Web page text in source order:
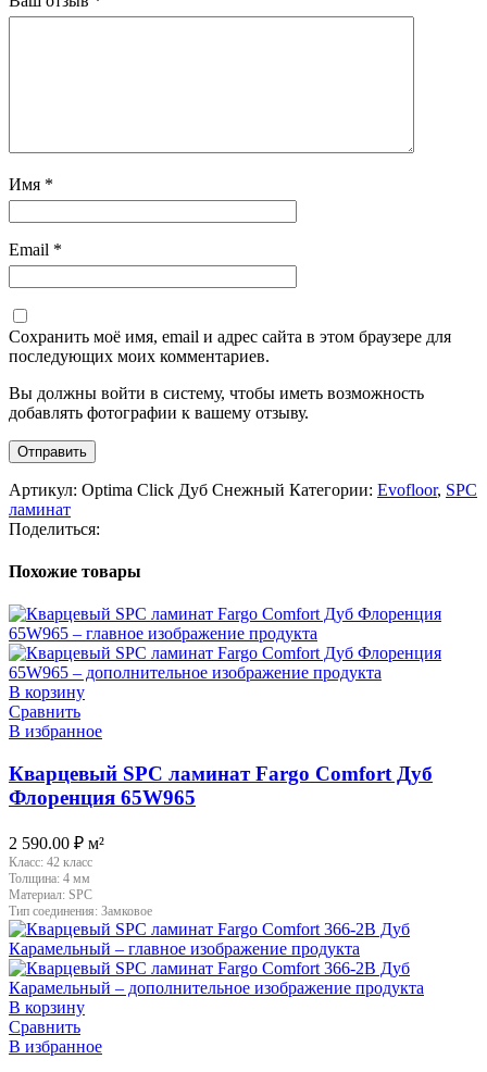
Имя *
Email *
Сохранить моё имя, email и адрес сайта в этом браузере для
последующих моих комментариев.
Вы должны войти в систему, чтобы иметь возможность
добавлять фотографии к вашему отзыву.
Артикул: Optima Click Дуб Снежный Категории: Evofloor, SPC
ламинат
Поделиться:
Похожие товары
В корзину
Сравнить
В избранное
Кварцевый SPC ламинат Fargo Comfort Дуб
Флоренция 65W965
2 590.00 ₽ м²
Класс: 42 класс
Толщина: 4 мм
Материал: SPC
Тип соединения: Замковое
В корзину
Сравнить
В избранное